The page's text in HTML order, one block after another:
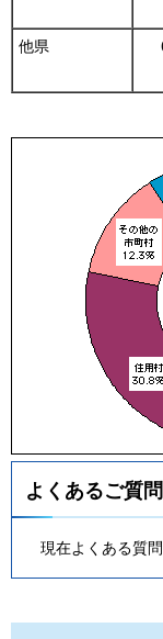
他県
よくあるご質問
現在よくある質